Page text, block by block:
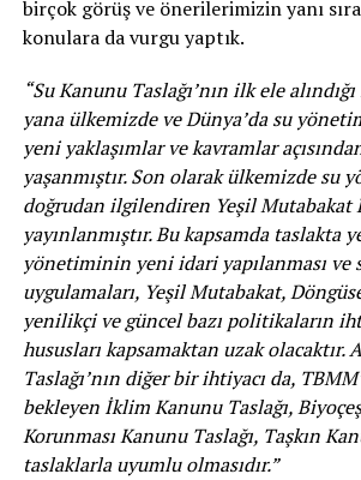
birçok görüş ve önerilerimizin yanı sıra
konulara da vurgu yaptık.
“Su Kanunu Taslağı’nın ilk ele
yana ülkemizde ve Dünya’da su
yeni yaklaşımlar ve kavramlar
yaşanmıştır. Son olarak ülkemizde su
doğrudan ilgilendiren Yeşil Mutabakat
yayınlanmıştır. Bu kapsamda taslakta
yönetiminin yeni idari yapılanması ve
uygulamaları, Yeşil Mutabakat,
yenilikçi ve güncel bazı politikaların
hususları kapsamaktan uzak olacaktır.
Taslağı’nın diğer bir ihtiyacı da,
bekleyen İklim Kanunu Taslağı,
Korunması Kanunu Taslağı, Taşkın
taslaklarla uyumlu olmasıdır.”